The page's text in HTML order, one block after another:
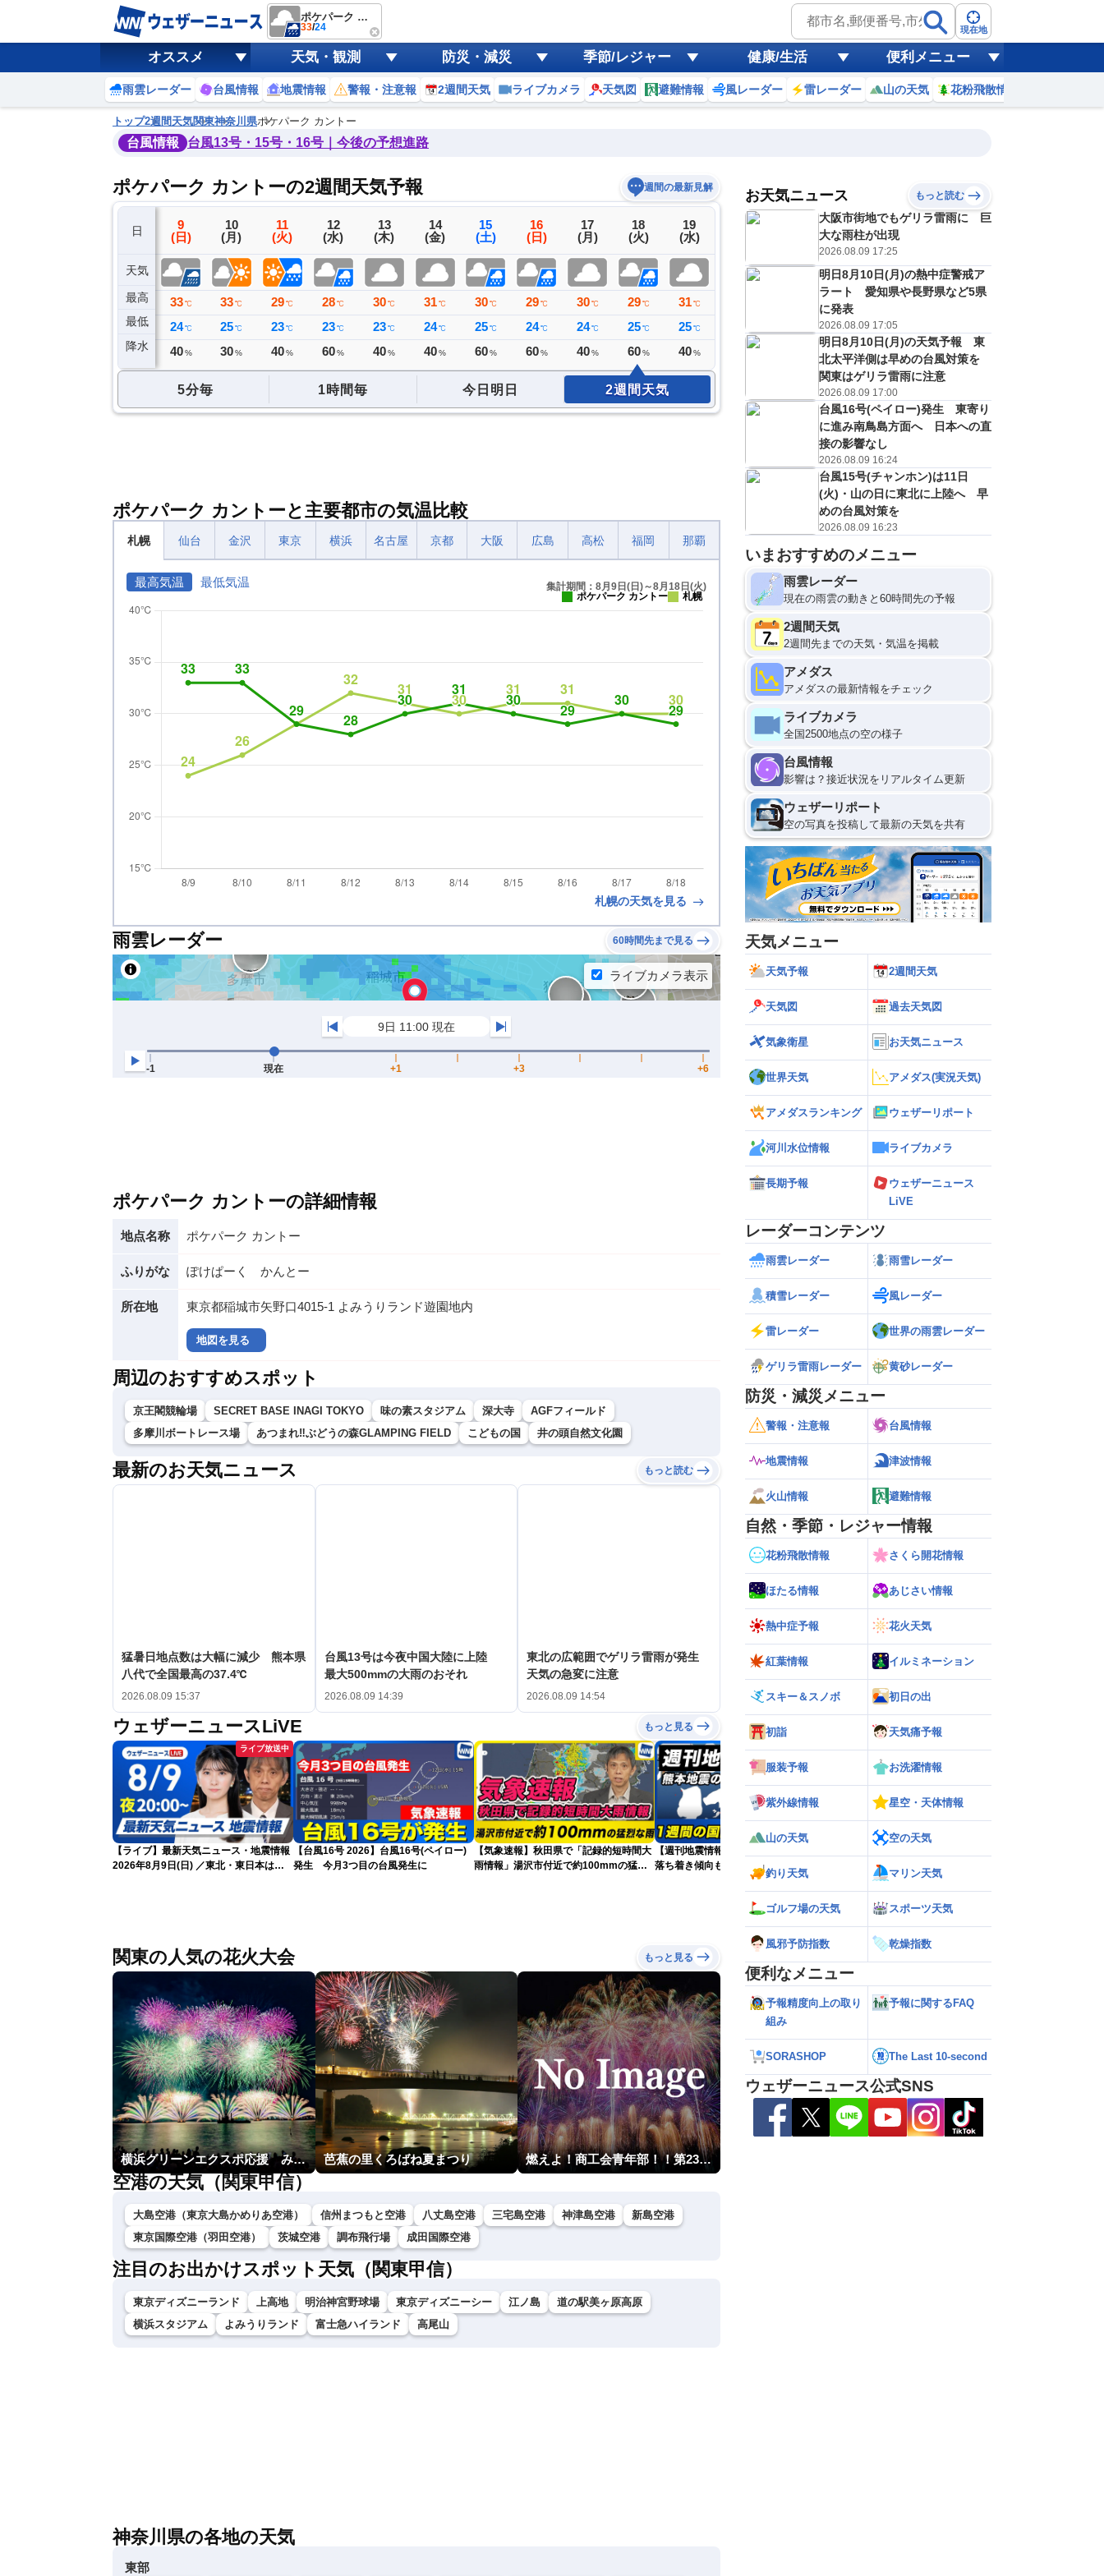
ポケパーク カントー
33/24 現在地
オススメ 天気・観測 防災・減災 季節/レジャー 健康/生活 便利メニュー
雨雲レーダー 台風情報 地震情報 警報・注意報 2週間天気 ライブカメラ 天気図 避難情報 風レーダー 雷レーダー 山の天気 花粉飛散情報
トップ2週間天気関東神奈川県ポケパーク カントー
台風情報 台風13号・15号・16号｜今後の予想進路
ポケパーク カントーの2週間天気予報 週間の最新見解
日
天気
最高
最低
降水
8
(土)
34℃
26℃
ミリ
9
(日)
33 ℃
24 ℃
40 %
10
(月)
33 ℃
25 ℃
30 %
11
(火)
29 ℃
23 ℃
40 %
12
(水)
28 ℃
23 ℃
60 %
13
(木)
30℃
23℃
40%
14
(金)
31℃
24℃
40%
15
(土)
30℃
25℃
60%
16
(日)
29℃
24℃
60%
17
(月)
30 ℃
24 ℃
40 %
18
(火)
29 ℃
25 ℃
60 %
19
(水)
31 ℃
25 ℃
40 %
20
℃
22
(土)
D
31℃
26℃
30%
23
(日)
D
32
25℃
30%
B
C
D
？
5分毎 1時間毎 今日明日 2週間天気
ポケパーク カントーと主要都市の気温比較
札幌 仙台 金沢 東京 横浜 名古屋 京都 大阪 広島 高松 福岡 那覇
最高気温 最低気温
集計期間：8月9日(日)～8月18日(火)
ポケパーク カントー
札幌
札幌の天気を見る
雨雲レーダー 60時間先まで見る
ポケパーク カントーの詳細情報
地点名称 ポケパーク カントー
ふりがな ぽけぱーく かんとー
所在地 東京都稲城市矢野口4015-1 よみうりランド遊園地内
地図を見る
周辺のおすすめスポット
京王閣競輪場 SECRET BASE INAGI TOKYO 味の素スタジアム 深大寺
AGFフィールド
多摩川ボートレース場
あつまれ‼ぶどうの森GLAMPING FIELD こどもの国 井の頭自然文化園
最新のお天気ニュース もっと読む
猛暑日地点数は大幅に減少 熊本県
八代で全国最高の37.4℃
2026.08.09 15:37
台風13号は今夜中国大陸に上陸
最大500mmの大雨のおそれ
2026.08.09 14:39
東北の広範囲でゲリラ雷雨が発生
天気の急変に注意
2026.08.09 14:54
ウェザーニュースLiVE もっと見る
ライブ放送中
【ライブ】最新天気ニュース・地震情報
2026年8月9日(日) ／東北・東日本は急
【台風16号 2026】台風16号(ペイロー)
発生 今月3つ目の台風発生に
【気象速報】秋田県で「記録的短時間大
雨情報」湯沢市付近で約100mmの猛烈
【週刊地震情報】熊本地震の余震活動は
落ち着き傾向も…依然として震度5弱警
か／新たな台風発生予想 今後の進路と日
本への影響は？(9日 12時更新)
関東の人気の花火大会 もっと見る
横浜グリーンエクスポ応援 みなとみらいフェスティバル「スカイシンフォニーinヨコハマ presented byコロワイド」 芭蕉の里くろばね夏まつり 燃えよ！商工会青年部！！第23回こうのす花火大会
空港の天気（関東甲信）
大島空港（東京大島かめりあ空港） 信州まつもと空港 八丈島空港 三宅島空港 神津島空港
新島空港
東京国際空港（羽田空港）
茨城空港 調布飛行場 成田国際空港
注目のお出かけスポット天気（関東甲信）
東京ディズニーランド 上高地 明治神宮野球場 東京ディズニーシー 江ノ島
道の駅美ヶ原高原
横浜スタジアム
よみうりランド 富士急ハイランド 高尾山
神奈川県の各地の天気
東部
お天気ニュース もっと読む
大阪市街地でもゲリラ雷雨に 巨
大な雨柱が出現
2026.08.09 17:25
明日8月10日(月)の熱中症警戒ア
ラート 愛知県や長野県など5県
に発表
2026.08.09 17:05
明日8月10日(月)の天気予報 東
北太平洋側は早めの台風対策を
関東はゲリラ雷雨に注意
2026.08.09 17:00
台風16号(ペイロー)発生 東寄り
に進み南鳥島方面へ 日本への直
接の影響なし
2026.08.09 16:24
台風15号(チャンホン)は11日
(火)・山の日に東北に上陸へ 早
めの台風対策を
2026.08.09 16:23
いまおすすめのメニュー
雨雲レーダー
現在の雨雲の動きと60時間先の予報
2週間天気
2週間先までの天気・気温を掲載
アメダス
アメダスの最新情報をチェック
ライブカメラ
全国2500地点の空の様子
台風情報
影響は？接近状況をリアルタイム更新
ウェザーリポート
空の写真を投稿して最新の天気を共有
天気メニュー
天気予報 2週間天気
天気図 過去天気図
気象衛星 お天気ニュース
世界天気 アメダス(実況天気)
アメダスランキング ウェザーリポート
河川水位情報 ライブカメラ
長期予報
ウェザーニュース
LiVE
レーダーコンテンツ
雨雲レーダー 雨雪レーダー
積雪レーダー 風レーダー
雷レーダー 世界の雨雲レーダー
ゲリラ雷雨レーダー 黄砂レーダー
防災・減災メニュー
警報・注意報 台風情報
地震情報 津波情報
火山情報 避難情報
自然・季節・レジャー情報
花粉飛散情報 さくら開花情報
ほたる情報 あじさい情報
熱中症予報 花火天気
紅葉情報 イルミネーション
スキー＆スノボ 初日の出
初詣 天気痛予報
服装予報 お洗濯情報
紫外線情報 星空・天体情報
山の天気 空の天気
釣り天気 マリン天気
ゴルフ場の天気 スポーツ天気
風邪予防指数 乾燥指数
便利なメニュー
予報精度向上の取り
組み
予報に関するFAQ
SORASHOP The Last 10-second
ウェザーニュース公式SNS